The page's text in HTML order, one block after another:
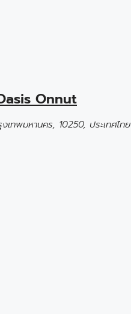
Onnut
ทพมหานคร, 10250, ประเทศไทย